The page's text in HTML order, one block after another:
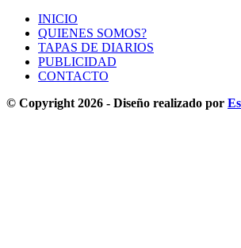
INICIO
QUIENES SOMOS?
TAPAS DE DIARIOS
PUBLICIDAD
CONTACTO
© Copyright 2026 - Diseño realizado por